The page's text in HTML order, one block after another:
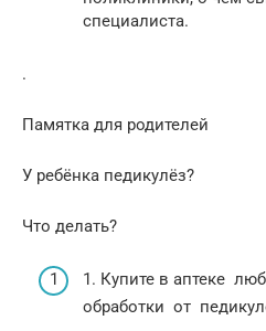
специалиста.
.
Памятка для родителей
У ребёнка педикулёз?
Что делать?
1. Купите в аптеке
обработки от